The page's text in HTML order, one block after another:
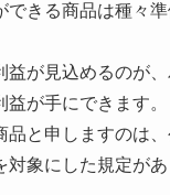
できる商品は種々
益が見込めるのが
が手にできます。
品と申しますのは
象にした規定が